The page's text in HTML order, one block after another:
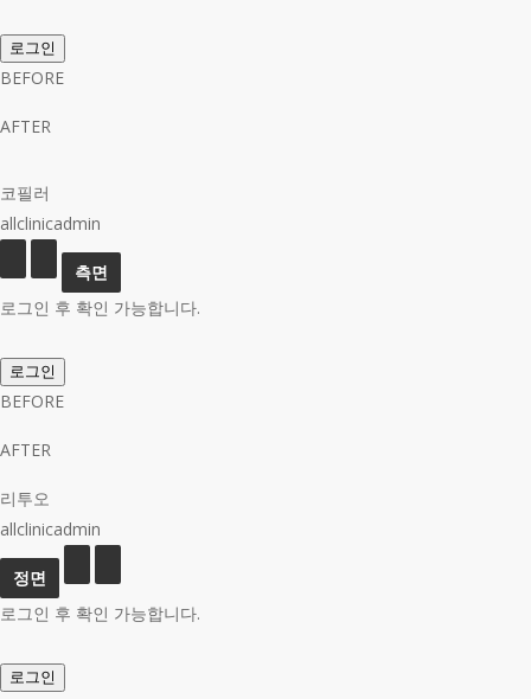
로그인
BEFORE
AFTER
코필러
allclinicadmin
로그인 후 확인 가능합니다.
로그인
BEFORE
AFTER
리투오
allclinicadmin
로그인 후 확인 가능합니다.
로그인